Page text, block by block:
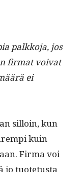
palkko­ja, jos
fir­mat voivat
ei
sil­loin, kun
kuin
Fir­ma voi
jo tuote­tus­ta